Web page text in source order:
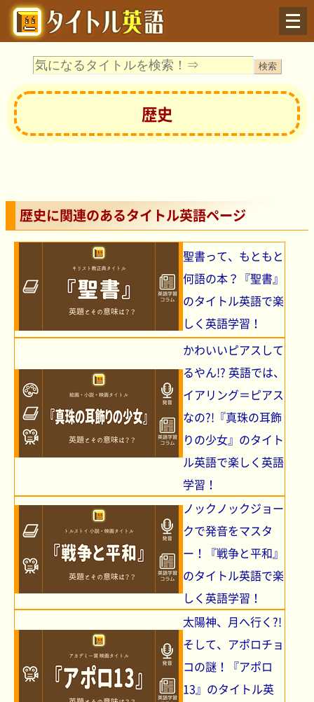
Menu
歴史
歴史に関連のあるタイトル英語ページ
聖書って、もともと
何語の本？『聖書』
のタイトル英語で楽
しく英語学習！
かわいいピアスして
るやん!? 英語では、
イアリング＝ピアス
なの?!『真珠の耳飾
りの少女』のタイト
ル英語で楽しく英語
学習！
ノックノックジョー
クで発音をマスタ
ー！『戦争と平和』
のタイトル英語で楽
しく英語学習！
太陽神、月へ行く?!
そして、アポロチョ
コの謎！『アポロ
13』のタイトル英